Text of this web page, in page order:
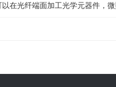
在光纤端面加工光学元器件，